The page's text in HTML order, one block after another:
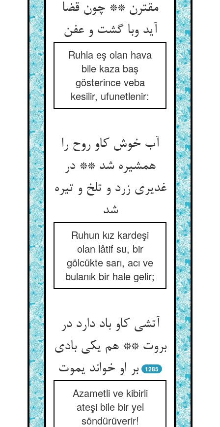
مقترن ** چون قضا
Ruhla eş olan hava
bile kaza baş
gösterince veba
kesilir, ufunetlenir:
آب خوش کاو روح را
همشیره شد ** در
غدیری زرد و تلخ و تیره
شد
Ruhun kız kardeşi
olan lâtif su, bir
gölcükte sarı, acı ve
bulanık bir hale gelir;
آتشی کاو باد دارد در
بروت ** هم یکی بادی
1285
Azametli ve kibirli
ateşi bile bir yel
söndürüverir!